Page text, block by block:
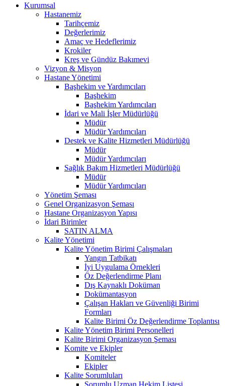
Kurumsal
Hastanemiz
Tarihçemiz
Değerlerimiz
Amaç ve Hedeflerimiz
Krokiler
Kreş ve Gündüz Bakımevi
Vizyon & Misyon
Hastane Yönetimi
Başhekim ve Yardımcıları
Başhekim
Başhekim Yardımcıları
İdari ve Mali İşler Müdürlüğü
Müdür
Müdür Yardımcıları
Destek ve Kalite Hizmetleri Müdürlüğü
Müdür
Müdür Yardımcıları
Sağlık Bakım Hizmetleri Müdürlüğü
Müdür
Müdür Yardımcıları
Yönetim Şeması
Genel Organizasyon Şeması
Hastane Organizasyon Yapısı
İdari Birimler
SATIN ALMA
Kalite Yönetimi
Kalite Yönetim Birimi Çalışmaları
Yangın Tatbikatı
İyi Uygulama Örnekleri
Öz Değerlendirme Planı
Dış Kaynaklı Doküman
Dokümantasyon
Çalışan Hakları ve Güvenliği Birimi
Formları
Kalite Birimi Öz Değerlendirme Toplantısı
Kalite Yönetim Birimi Personelleri
Kalite Birimi Organizasyon Şeması
Komite ve Ekipler
Komiteler
Ekipler
Kalite Sorumluları
Sorumlu Uzman Hekim Listesi